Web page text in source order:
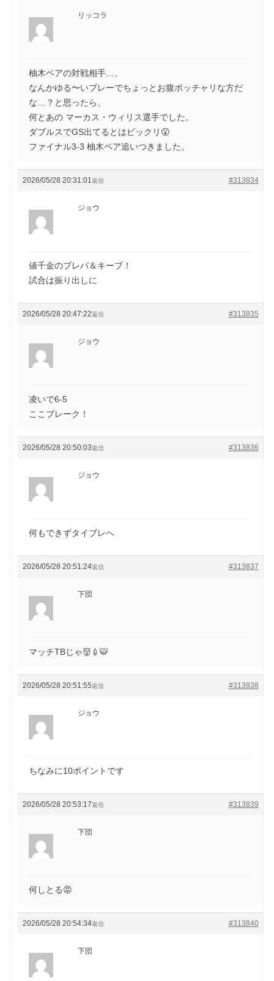
リッコラ
柚木ペアの対戦相手…、
なんかゆる〜いプレーでちょっとお腹ポッチャリな方だ
な…？と思ったら、
何とあの マーカス・ウィリス選手でした。
ダブルスでGS出てるとはビックリ😮
ファイナル3-3 柚木ペア追いつきました。
2026/05/28 20:31:01 #313834
返信
ジョウ
値千金のブレバ＆キープ！
試合は振り出しに
2026/05/28 20:47:22 #313835
返信
ジョウ
凌いで6-5
ここブレーク！
2026/05/28 20:50:03 #313836
返信
ジョウ
何もできずタイブレへ
2026/05/28 20:51:24 #313837
返信
下団
マッチTBじゃ👹💉🐯
2026/05/28 20:51:55 #313838
返信
ジョウ
ちなみに10ポイントです
2026/05/28 20:53:17 #313839
返信
下団
何しとる😡
2026/05/28 20:54:34 #313840
返信
下団